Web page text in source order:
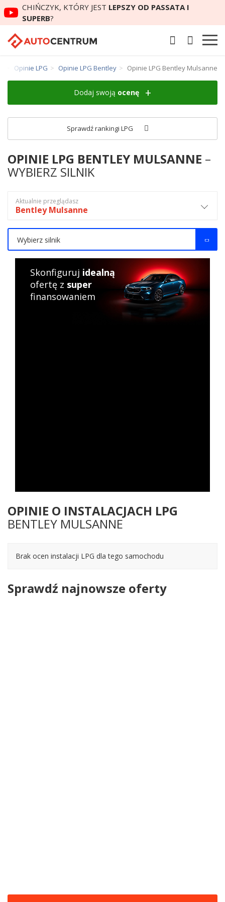
CHIŃCZYK, KTÓRY JEST LEPSZY OD PASSATA I
SUPERB?
Opinie LPG Opinie LPG Bentley Opinie LPG Bentley Mulsanne
OPINIE O INSTALACJACH LPG
BENTLEY MULSANNE
Brak ocen instalacji LPG dla tego samochodu
Sprawdź najnowsze oferty
Dodaj swoją ocenę
Sprawdź rankingi LPG
OPINIE LPG BENTLEY MULSANNE –
WYBIERZ SILNIK
Aktualnie przeglądasz
Bentley Mulsanne
Wybierz silnik
Skonfiguruj idealną
ofertę z super
finansowaniem